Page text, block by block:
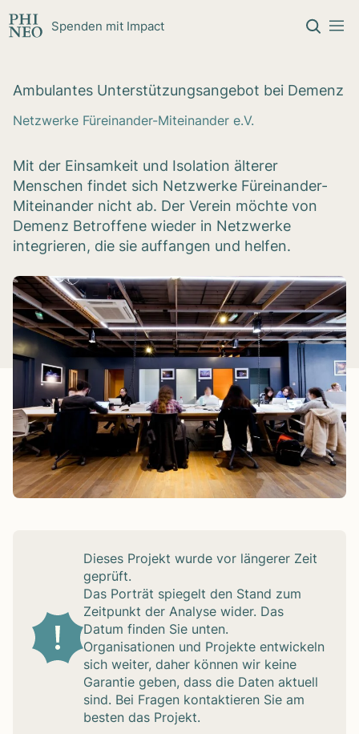
Spenden mit Impact
Ambu­lan­tes Unter­stüt­zungs­an­ge­bot bei Demenz
Netzwerke Füreinander-Miteinander e.V.
Mit der Einsamkeit und Isolation älterer
Menschen findet sich Netzwerke Füreinander-
Miteinander nicht ab. Der Verein möchte von
Demenz Betroffene wieder in Netzwerke
integrieren, die sie auffangen und helfen.
Die­ses Pro­jekt wurde vor län­ge­rer Zeit
geprüft.
Das Por­trät spie­gelt den Stand zum
Zeit­punkt der Ana­lyse wider. Das
Datum fin­den Sie unten.
Orga­ni­sa­tio­nen und Pro­jekte ent­wi­ckeln
sich wei­ter, daher kön­nen wir keine
Garan­tie geben, dass die Daten aktu­ell
sind. Bei Fra­gen kon­tak­tie­ren Sie am
bes­ten das Pro­jekt.